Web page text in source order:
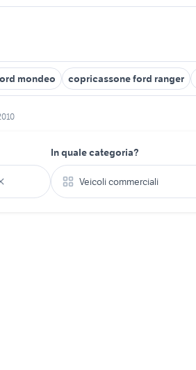
mondeo copricassone ford ranger
In quale categoria?
Veicoli commerciali